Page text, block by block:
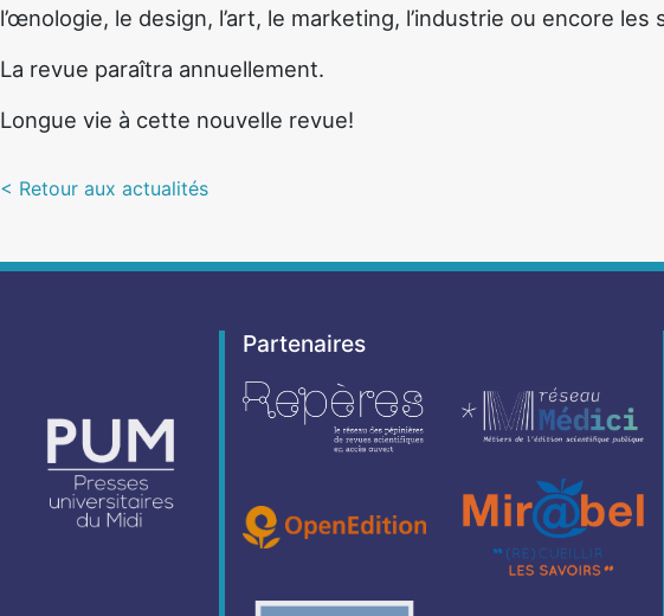
l’œnologie, le design, l’art, le marketing, l’industrie ou encore les
La revue paraîtra annuellement.
Longue vie à cette nouvelle revue!
< Retour aux actualités
Partenaires